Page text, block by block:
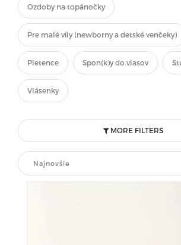
Ozdoby na topánočky
Pre malé víly (newborny a detské venčeky)
Pletence Spon(k)y do vlasov
Vlásenky
MORE FILTERS
Najnovšie